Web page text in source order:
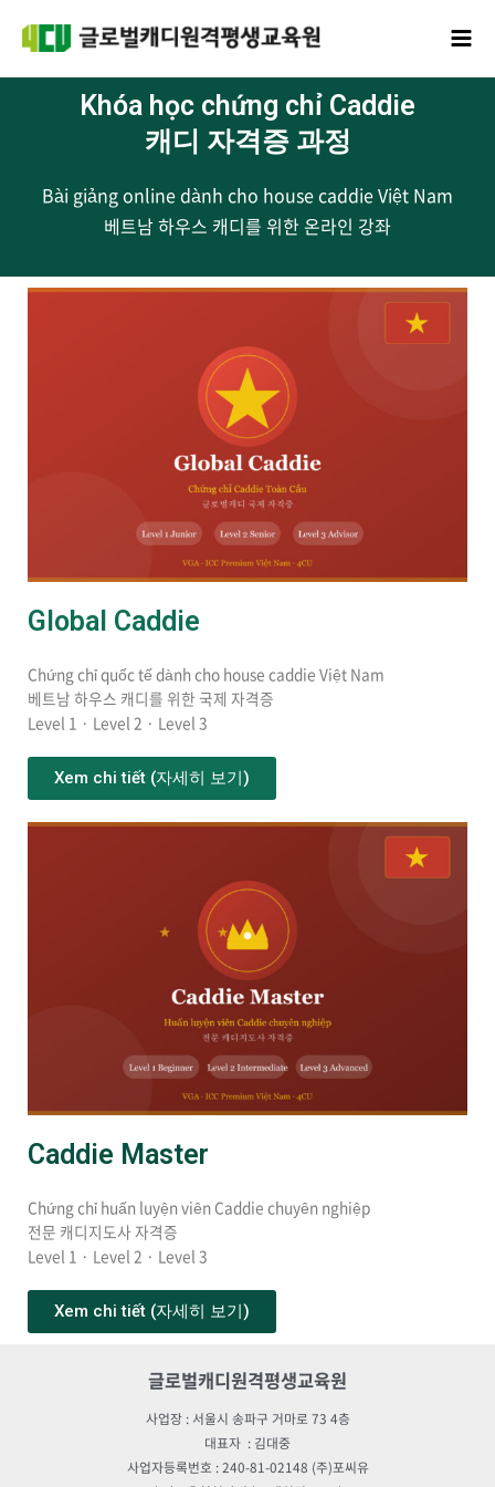
건너뛰기
Khóa học chứng chỉ Caddie
캐디 자격증 과정
Bài giảng online dành cho house caddie Việt Nam
베트남 하우스 캐디를 위한 온라인 강좌
Global Caddie
Chứng chỉ quốc tế dành cho house caddie Việt Nam
베트남 하우스 캐디를 위한 국제 자격증
Level 1 · Level 2 · Level 3
Xem chi tiết (자세히 보기)
Caddie Master
Chứng chỉ huấn luyện viên Caddie chuyên nghiệp
전문 캐디지도사 자격증
Level 1 · Level 2 · Level 3
Xem chi tiết (자세히 보기)
글로벌캐디원격평생교육원
사업장 : 서울시 송파구 거마로 73 4층
대표자 : 김대중
사업자등록번호 : 240-81-02148 (주)포씨유